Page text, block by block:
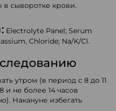
в сыворотке крови.
Electrolyte Panel; Serum
Chloride; Na/K/Cl.
утром (в период с 8 до 11
и не более 14 часов
Накануне избегать